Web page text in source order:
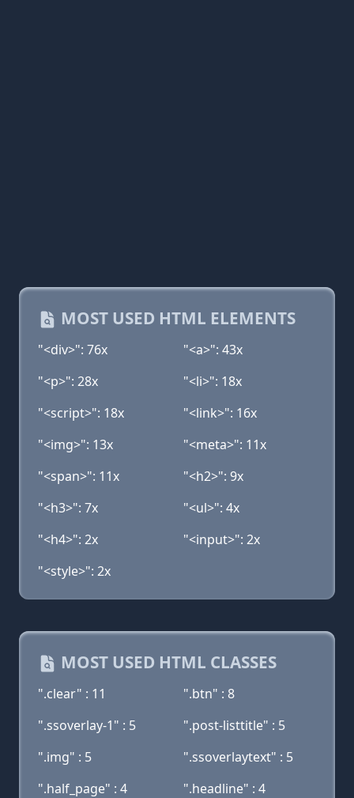
MOST USED HTML ELEMENTS
"<div>": 76x
"<a>": 43x
"<p>": 28x
"<li>": 18x
"<script>": 18x
"<link>": 16x
"<img>": 13x
"<meta>": 11x
"<span>": 11x
"<h2>": 9x
"<h3>": 7x
"<ul>": 4x
"<h4>": 2x
"<input>": 2x
"<style>": 2x
MOST USED HTML CLASSES
".clear" : 11
".btn" : 8
".ssoverlay-1" : 5
".post-listtitle" : 5
".img" : 5
".ssoverlaytext" : 5
".half_page" : 4
".headline" : 4